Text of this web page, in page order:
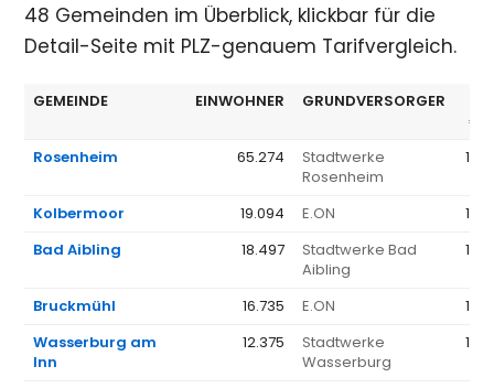
48 Gemeinden im Überblick, klickbar für die
Detail-Seite mit PLZ-genauem Tarifvergleich.
GEMEINDE EINWOHNER GRUNDVERSORGER
€/
Rosenheim 65.274
Stadtwerke
Rosenheim
Kolbermoor 19.094 E.ON
Bad Aibling
18.497
Stadtwerke Bad
Aibling
Bruckmühl 16.735 E.ON
Wasserburg am
Inn
12.375
Stadtwerke
Wasserburg